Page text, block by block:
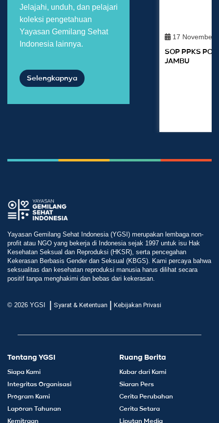
Jelajahi, unduh, dan pelajari
koleksi pengetahuan
Yayasan Gemilang Sehat
Indonesia lainnya.
Selengkapnya
17 November
SOP PPKS
JAMBU
Yayasan Gemilang Sehat Indonesia (YGSI) merupakan lembaga non-
profit atau NGO yang bekerja di Indonesia sejak 1997 untuk isu Hak
Kesehatan Seksual dan Reproduksi (HKSR), serta pencegahan
Kekerasan Berbasis Gender dan Seksual (KBGS). Kami percaya bahwa
seksualitas dan kesehatan reproduksi manusia harus dilihat secara
positif tanpa menghakimi dan bebas dari kekerasan.
© 2026 YGSI Syarat & Ketentuan Kebijakan Privasi
Tentang YGSI
Siapa Kami
Integritas Organisasi
Program Kami
Laporan Tahunan
Kemitraan
Ruang Berita
Kabar dari Kami
Siaran Pers
Cerita Perubahan
Cerita Setara
Liputan Media